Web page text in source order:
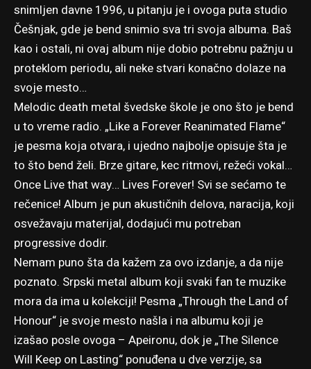
snimljen davne 1996, u pitanju je i ovoga puta studio
Češnjak, gde je bend snimio sva tri svoja albuma. Baš
kao i ostali, ni ovaj album nije dobio potrebnu pažnju u
proteklom periodu, ali neke stvari konačno dolaze na
svoje mesto…
Melodic death metal švedske škole je ono što je bend
u to vreme radio. „Like a Forever Reanimated Flame“
je pesma koja otvara, i ujedno najbolje opisuje šta je
to što bend želi. Brze gitare, kec ritmovi, režeći vokal…
Once Live that way… Lives Forever! Svi se sećamo te
rečenice! Album je pun akustičnih delova, naracija, koji
osvežavaju materijal, dodajući mu potreban
progressive dodir.
Nemam puno šta da kažem za ovo izdanje, a da nije
poznato. Srpski metal album koji svaki fan te muzike
mora da ima u kolekciji! Pesma „Through the Land of
Honour“ je svoje mesto našla i na albumu koji je
izašao posle ovoga – Apeironu, dok je „The Silence
Will Keep on Lasting“ ponuđena u dve verzije, sa